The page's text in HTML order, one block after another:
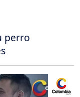
perro